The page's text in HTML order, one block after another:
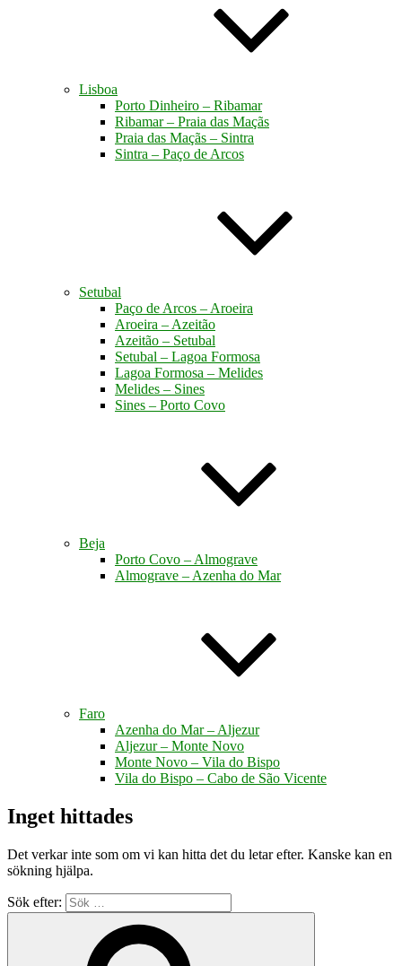
Lisboa
Porto Dinheiro – Ribamar
Ribamar – Praia das Maçãs
Praia das Maçãs – Sintra
Sintra – Paço de Arcos
Setubal
Paço de Arcos – Aroeira
Aroeira – Azeitão
Azeitão – Setubal
Setubal – Lagoa Formosa
Lagoa Formosa – Melides
Melides – Sines
Sines – Porto Covo
Beja
Porto Covo – Almograve
Almograve – Azenha do Mar
Faro
Azenha do Mar – Aljezur
Aljezur – Monte Novo
Monte Novo – Vila do Bispo
Vila do Bispo – Cabo de São Vicente
Inget hittades
Det verkar inte som om vi kan hitta det du letar efter. Kanske kan en
sökning hjälpa.
Sök efter: